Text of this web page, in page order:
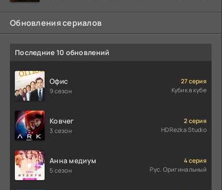
Обновления сериалов
Последние 10 обновлений
Офис
9 сезон
27 серия
Кубик в кубе
Ковчег
3 сезон
2 серия
HDRezka Studio
Анна медиум
5 сезон
4 серия
Рус. Оригинальный